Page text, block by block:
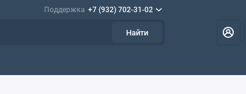
Поддержка +7 (932) 702-31-02
Найти